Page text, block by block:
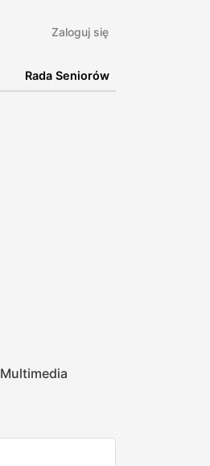
Zaloguj się
Rada Seniorów
Multimedia